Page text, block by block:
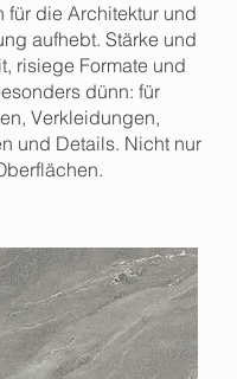
für die Architektur und
aufhebt. Stärke und
risiege Formate und
dünn: für
Verkleidungen,
und Details. Nicht nur